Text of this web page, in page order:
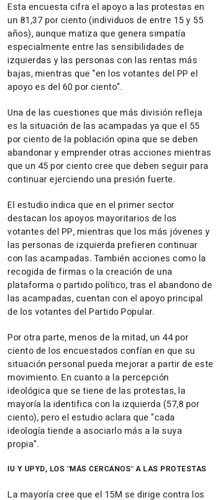
Esta encuesta cifra el apoyo a las protestas en
un 81,37 por ciento (individuos de entre 15 y 55
años), aunque matiza que genera simpatía
especialmente entre las sensibilidades de
izquierdas y las personas con las rentas más
bajas, mientras que "en los votantes del PP el
apoyo es del 60 por ciento".
Una de las cuestiones que más división refleja
es la situación de las acampadas ya que el 55
por ciento de la población opina que se deben
abandonar y emprender otras acciones mientras
que un 45 por ciento cree que deben seguir para
continuar ejerciendo una presión fuerte.
El estudio indica que en el primer sector
destacan los apoyos mayoritarios de los
votantes del PP, mientras que los más jóvenes y
las personas de izquierda prefieren continuar
con las acampadas. También acciones como la
recogida de firmas o la creación de una
plataforma o partido político, tras el abandono de
las acampadas, cuentan con el apoyo principal
de los votantes del Partido Popular.
Por otra parte, menos de la mitad, un 44 por
ciento de los encuestados confían en que su
situación personal pueda mejorar a partir de este
movimiento. En cuanto a la percepción
ideológica que se tiene de las protestas, la
mayoría la identifica con la izquierda (57,8 por
ciento), pero el estudio aclara que "cada
ideología tiende a asociarlo más a la suya
propia".
IU Y UPYD, LOS "MÁS CERCANOS" A LAS PROTESTAS
La mayoría cree que el 15M se dirige contra los